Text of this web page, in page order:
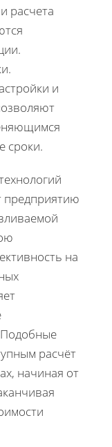
расчета
и
сроки.
предприятию
на
Подобные
расчёт
начиная от